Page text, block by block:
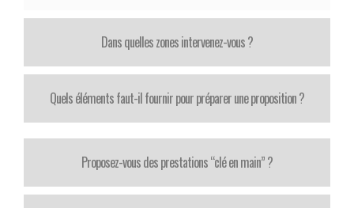
Dans quelles zones intervenez-vous ?
Quels éléments faut-il fournir pour préparer une proposition ?
Proposez-vous des prestations “clé en main” ?